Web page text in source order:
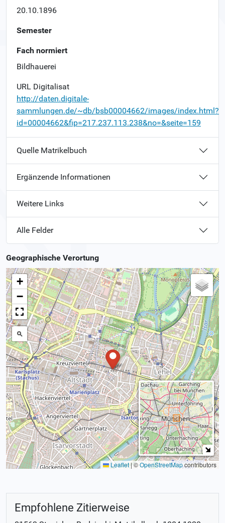
20.10.1896
Semester
Fach normiert
Bildhauerei
URL Digitalisat
http://daten.digitale-
sammlungen.de/~db/bsb00004662/images/index.html?
id=00004662&fip=217.237.113.238&no=&seite=159
Quelle Matrikelbuch
Ergänzende Informationen
Weitere Links
Alle Felder
Geographische Verortung
+
−
Leaflet|©OpenStreetMapcontributors
Empfohlene Zitierweise